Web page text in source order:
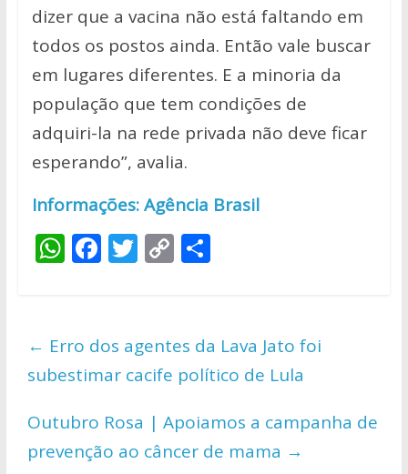
dizer que a vacina não está faltando em
todos os postos ainda. Então vale buscar
em lugares diferentes. E a minoria da
população que tem condições de
adquiri-la na rede privada não deve ficar
esperando”, avalia.
Informações: Agência Brasil
W
s
A
p
p
F
b
o
o
k
T
er
C
y
Li
n
k
S
e
← Erro dos agentes da Lava Jato foi
subestimar cacife político de Lula
Outubro Rosa | Apoiamos a campanha de
prevenção ao câncer de mama →